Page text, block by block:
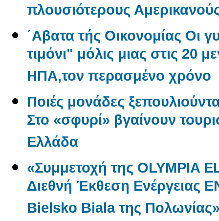
πλουσιότερους
΄Αβατα τής Οικονομίας Οι
τιμόνι" μόλις μιας στις 20
ΗΠΑ,τον περασμένο χρόνο
Ποιές μονάδες
Στο «σφυρί» βγαίνουν
Ελλάδα
«Συμμετοχή της OLYMPIA
Διεθνή Έκθεση Ενέργειας
Bielsko Biala της